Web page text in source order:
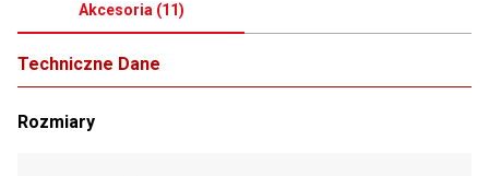
Akcesoria (11)
Techniczne Dane
Rozmiary